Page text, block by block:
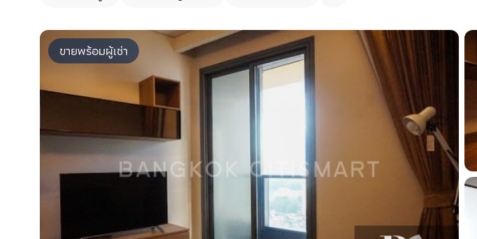
ขายพร้อมผู้เช่า
เพิ่มยูนิตเปรียบเทียบ
รายการที่ 1
เพิ่มยูนิตเปรียบเทียบ
รายการที่ 2